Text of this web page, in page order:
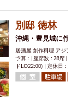
人数貸切(15名以下から
ン エビスビール
イベリコ豚 山
お好み焼き・もんじゃ
チバイキング フル
幹事様特典 おば
別邸 徳林
沖縄・豊見城に
居酒屋 創作料理 ア
予算 : | 座席数 : 28席
ドLO22:00) | 定休日 :